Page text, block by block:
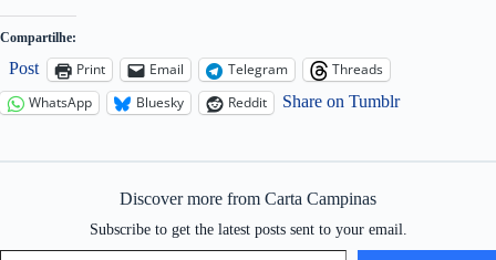
Compartilhe:
Post Print Email Telegram
Threads
WhatsApp
Bluesky Reddit Share on Tumblr
Discover more from Carta Campinas
Subscribe to get the latest posts sent to your email.
Type your email…